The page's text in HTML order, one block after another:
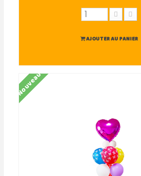
AJOUTER AU PANIER
Nouveau